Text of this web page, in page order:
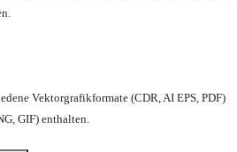
Vektorgrafikformate (CDR, AI EPS, PDF)
GIF) enthalten.